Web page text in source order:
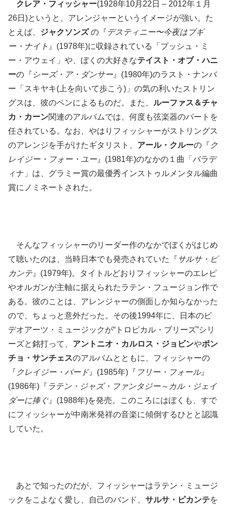
クレア・フィッシャー(1928年10月22日 – 2012年１月
26日)というと、アレンジャーというイメージが強い。た
とえば、 ジャクソンズの『デスティニー〜今夜はブギ
ー・ナイト 』(1978年)に収録されている「プッシュ・ミ
ー・アウェイ」や、ぼくの大好きなテイスト・オブ・ハニ
ーの『 シーズ・ア・ダンサー』(1980年)のラスト・ナンバ
ー「スキヤキ(上を向いて歩こう)」の気の利いたストリン
グスは、彼のペンによるものだ。また、 ルーファス＆チャ
カ・カーン関連のアルバムでは、何度も弦楽器のパートを
任されている。なお、やはりフィッシャーがストリングス
のアレンジを手がけたギタリスト、 アール・クルーの『 ク
レイジー・フォー・ユー』(1981年)のなかの１曲「バラデ
ィナ」は、グラミー賞の最優秀インストゥルメンタル編曲
賞にノミネートされた。
そんなフィッシャーのリーダー作のなかでぼくがはじめ
て聴いたのは、当時日本でも発売されていた『サルサ・ピ
カンテ』(1979年)。タイトルどおりフィッシャーのエレピ
やオルガンが主軸に据えられたラテン・フュージョン作で
ある。彼のことは、アレンジャーの側面しか知らなかった
ので、ちょっと意外だった。その後1994年に、日本のビ
デオアーツ・ミュージックが“トロピカル・ブリーズ”シリ
ーズと銘打って、 アントニオ・カルロス・ジョビンやポン
チョ・サンチェスのアルバムとともに、フィッシャーの
『 クレイジー・バード』(1985年)『 フリー・フォール』
(1986年)『 ラテン・ジャズ・ファンタジー～カル・ジェイ
ダーに捧ぐ』(1988年)を発売。このころにはぼくも、すで
にフィッシャーが中南米発祥の音楽に傾倒するひとと認識
していた。
あとで知ったのだが、フィッシャーはラテン・ミュージ
ックをこよなく愛し、自己のバンド、 サルサ・ピカンテを